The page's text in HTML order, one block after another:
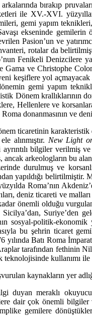
bırakıp
ile XV.-XVI.
gemi yapım teknikleri,
ekseninde
Pasion’un ve
rotalar da
Fenikeli Denizcilere
Gama ve Christophe
ke­şiflere yol
gemi yapım
Dönem
Hellenlere ve
donan­masının ve
ticaretinin
alınmıştır. New Light
bilgiler verilmiş
arkeologların bu
durulmuş ve
yapıldığı
Roma’nın
deniz ticareti ve malları
önemli olduğu
Sicilya’dan,
sosyal-politik-
bu şehrin ticaret
Batı Roma
tarafından
kullanımı
kaynakların yer
duyan meraklı
dair çok önemli
gemilere